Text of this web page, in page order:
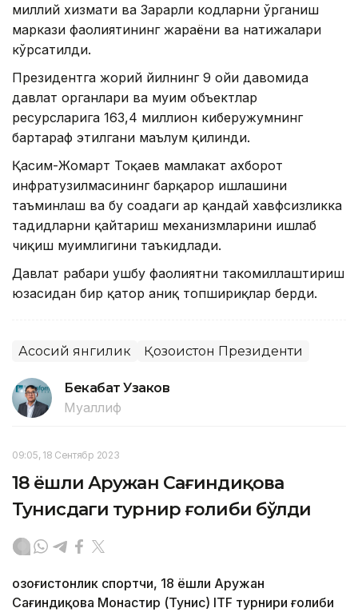
миллий хизмати ва Зарарли кодларни ўрганиш
маркази фаолиятининг жараёни ва натижалари
кўрсатилди.
Президентга жорий йилнинг 9 ойи давомида
давлат органлари ва муҳим объектлар
ресурсларига 163,4 миллион киберҳужумнинг
бартараф этилгани маълум қилинди.
Қасим-Жомарт Тоқаев мамлакат ахборот
инфратузилмасининг барқарор ишлашини
таъминлаш ва бу соҳадаги ҳар қандай хавфсизликка
таҳдидларни қайтариш механизмларини ишлаб
чиқиш муҳимлигини таъкидлади.
Давлат раҳбари ушбу фаолиятни такомиллаштириш
юзасидан бир қатор аниқ топшириқлар берди.
Асосий янгилик Қозоғистон Президенти
Бекабат Узаков
Муаллиф
09:05, 18 Сентябр 2023
18 ёшли Аружан Сағиндиқова
Тунисдаги турнир ғолиби бўлди
Қозоғистонлик спортчи, 18 ёшли Аружан
Сағиндиқова Монастир (Тунис) ITF турнири ғолиби